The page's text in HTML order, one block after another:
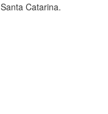
Catarina.